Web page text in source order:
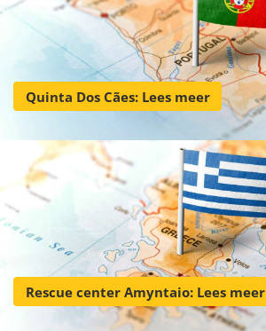
Quinta Dos Cães: Lees meer
Rescue center Amyntaio: Lees meer